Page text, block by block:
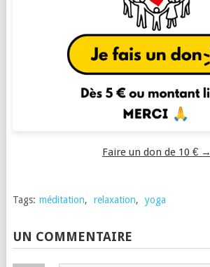
Faire un don de 10 € →
Tags: méditation, relaxation, yoga
UN COMMENTAIRE